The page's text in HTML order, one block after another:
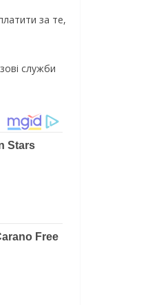
за те,
служби